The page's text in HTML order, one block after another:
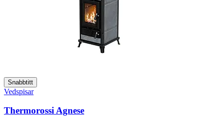
Snabbtitt
Vedspisar
Thermorossi Agnese